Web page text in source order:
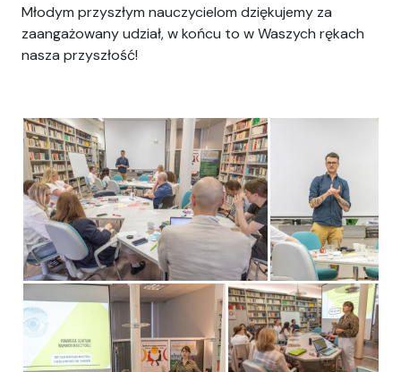
Młodym przyszłym nauczycielom dziękujemy za
zaangażowany udział, w końcu to w Waszych rękach
nasza przyszłość!